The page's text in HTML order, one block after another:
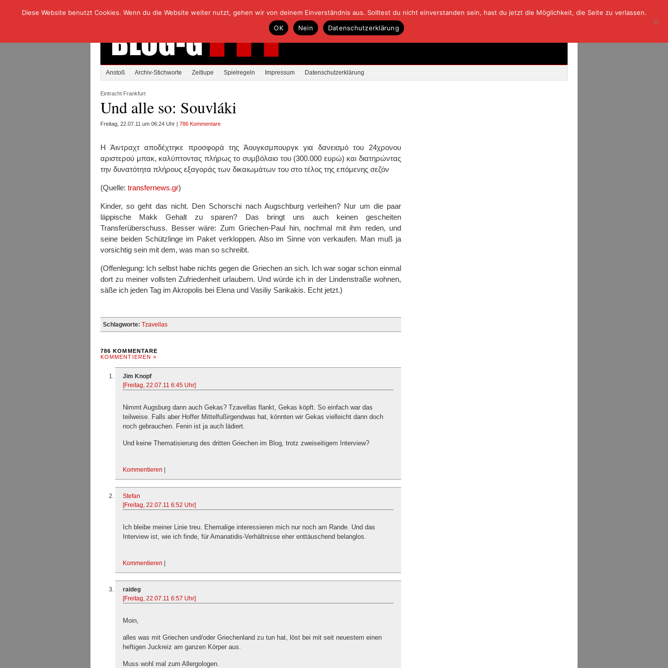
Anstoß Archiv-Stichworte Zeitlupe Spielregeln Impressum Datenschutzerklärung
Eintracht Frankfurt
Und alle so: Souvláki
Freitag, 22.07.11 um 06:24 Uhr | 786 Kommentare
Η Άιντραχτ αποδέχτηκε προσφορά της Άουγκσμπουργκ για δανεισμό του 24χρονου
αριστερού μπακ, καλύπτοντας πλήρως το συμβόλαιο του (300.000 ευρώ) και διατηρώντας
την δυνατότητα πλήρους εξαγοράς των δικαιωμάτων του στο τέλος της επόμενης σεζόν
(Quelle: transfernews.gr)
Kinder, so geht das nicht. Den Schorschi nach Augschburg verleihen? Nur um die paar
läppische Makk Gehalt zu sparen? Das bringt uns auch keinen gescheiten
Transferüberschuss. Besser wäre: Zum Griechen-Paul hin, nochmal mit ihm reden, und
seine beiden Schützlinge im Paket verkloppen. Also im Sinne von verkaufen. Man muß ja
vorsichtig sein mit dem, was man so schreibt.
(Offenlegung: Ich selbst habe nichts gegen die Griechen an sich. Ich war sogar schon einmal
dort zu meiner vollsten Zufriedenheit urlaubern. Und würde ich in der Lindenstraße wohnen,
säße ich jeden Tag im Akropolis bei Elena und Vasiliy Sarikakis. Echt jetzt.)
Schlagworte: Tzavellas
786 KOMMENTARE
KOMMENTIEREN »
Jim Knopf
[Freitag, 22.07.11 6:45 Uhr]
Nimmt Augsburg dann auch Gekas? Tzavellas flankt, Gekas köpft. So einfach war das
teilweise. Falls aber Hoffer Mittelfußirgendwas hat, könnten wir Gekas vielleicht dann doch
noch gebrauchen. Fenin ist ja auch lädiert.
Und keine Thematisierung des dritten Griechen im Blog, trotz zweiseitigem Interview?
Kommentieren
Stefan
[Freitag, 22.07.11 6:52 Uhr]
Ich bleibe meiner Linie treu. Ehemalige interessieren mich nur noch am Rande. Und das
Interview ist, wie ich finde, für Amanatidis-Verhältnisse eher enttäuschend belanglos.
Kommentieren
raideg
[Freitag, 22.07.11 6:57 Uhr]
Moin,
alles was mit Griechen und/oder Griechenland zu tun hat, löst bei mit seit neuestem einen
heftigen Juckreiz am ganzen Körper aus.
Muss wohl mal zum Allergologen.
Diese Website benutzt Cookies. Wenn du die Website weiter nutzt, gehen wir von deinem Einverständnis aus. Solltest du nicht einverstanden sein, hast du jetzt die Möglichkeit, die Seite zu verlassen.
OK
Nein Datenschutzerklärung